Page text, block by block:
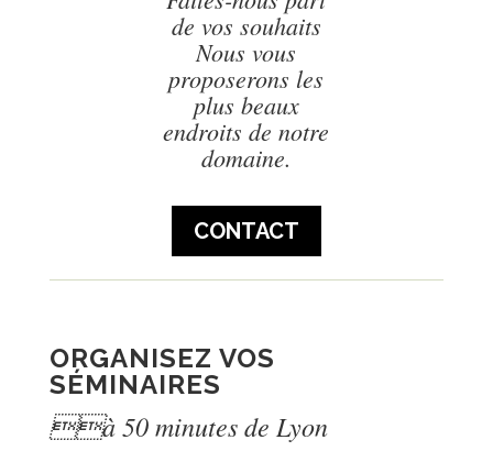
de vos souhaits
Nous vous
proposerons les
plus beaux
endroits de notre
domaine.
CONTACT
ORGANISEZ VOS
SÉMINAIRES
à 50 minutes de Lyon